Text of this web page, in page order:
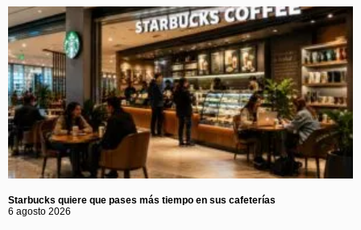
Starbucks quiere que pases más tiempo en sus cafeterías
6 agosto 2026